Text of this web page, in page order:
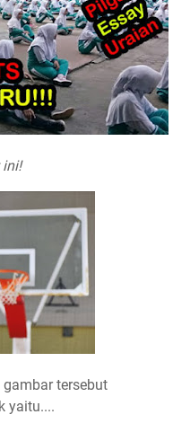
ini!
tersebut
yaitu....